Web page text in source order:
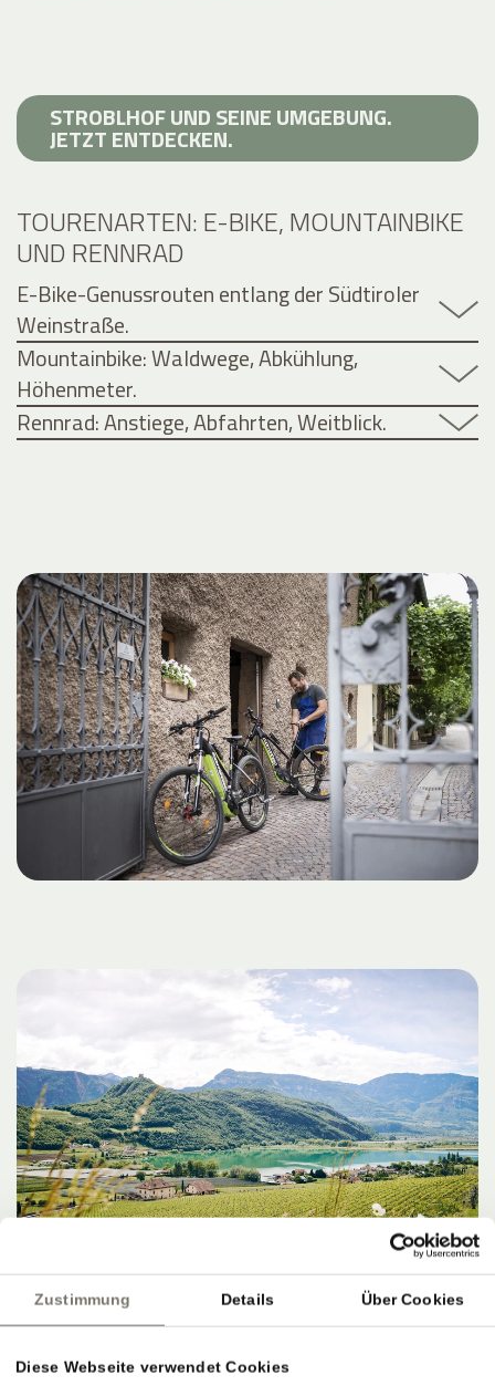
Zustimmung Details Über Cookies
Diese Webseite verwendet Cookies
STROBLHOF UND SEINE UMGEBUNG.
JETZT ENTDECKEN.
TOURENARTEN: E-BIKE, MOUNTAINBIKE
UND RENNRAD
E-Bike-Genussrouten entlang der Südtiroler
Weinstraße.
Mountainbike: Waldwege, Abkühlung,
Höhenmeter.
Rennrad: Anstiege, Abfahrten, Weitblick.